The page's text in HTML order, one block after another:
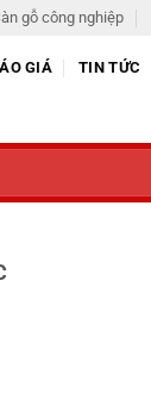
gỗ công nghiệp
GIÁ TIN TỨC